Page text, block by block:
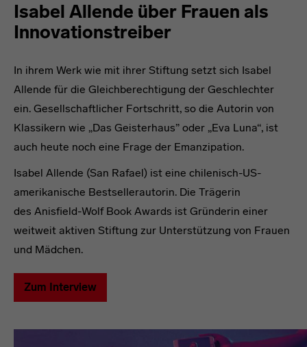
Isabel Allende über Frauen als
Innovationstreiber
In ihrem Werk wie mit ihrer Stiftung setzt sich Isabel
Allende für die Gleichberechtigung der Geschlechter
ein. Gesellschaftlicher Fortschritt, so die Autorin von
Klassikern wie „Das Geisterhaus” oder „Eva Luna“, ist
auch heute noch eine Frage der Emanzipation.
Isabel Allende (San Rafael) ist eine chilenisch-US-
amerikanische Bestsellerautorin. Die Trägerin
des Anisfield-Wolf Book Awards ist Gründerin einer
weitweit aktiven Stiftung zur Unterstützung von Frauen
und Mädchen.
Zum Interview